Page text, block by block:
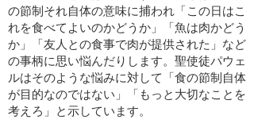
の節制それ自体の意味に捕われ「この日はこ
れを食べてよいのかどうか」「魚は肉かどう
か」「友人との食事で肉が提供された」など
の事柄に思い悩んだりします。聖使徒パウェ
ルはそのような悩みに対して「食の節制自体
が目的なのではない」「もっと大切なことを
考えろ」と示しています。